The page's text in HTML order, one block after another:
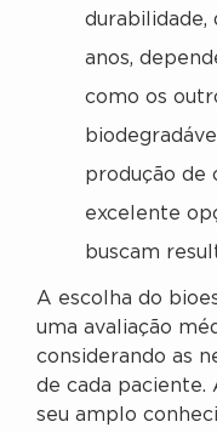
durabilidade,
anos,
como os
produção de
excelente
buscam
A escolha do
uma avaliação
considerando as
de cada paciente.
seu amplo